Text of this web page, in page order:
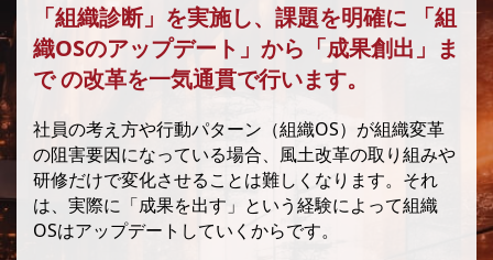
「組織診断」を実施し、課題を明確に 「組
織OSのアップデート」から「成果創出」ま
での改革を一気通貫で行います。
社員の考え方や行動パターン（組織OS）が組織変革
の阻害要因になっている場合、風土改革の取り組みや
研修だけで変化させることは難しくなります。それ
は、実際に「成果を出す」という経験によって組織
OSはアップデートしていくからです。